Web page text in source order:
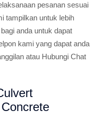
pesanan sesuai
tampilkan untuk lebih
anda untuk dapat
kami yang dapat anda
atau Hubungi Chat